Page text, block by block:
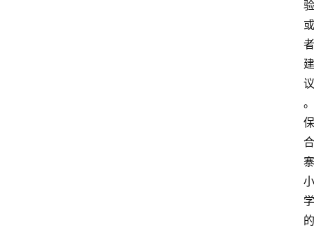
验
或
者
建
议
。
保
合
寨
小
学
的